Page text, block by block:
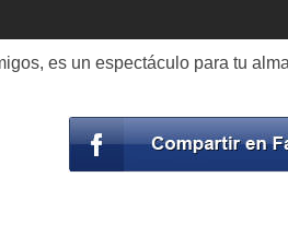
es un espectáculo para tu